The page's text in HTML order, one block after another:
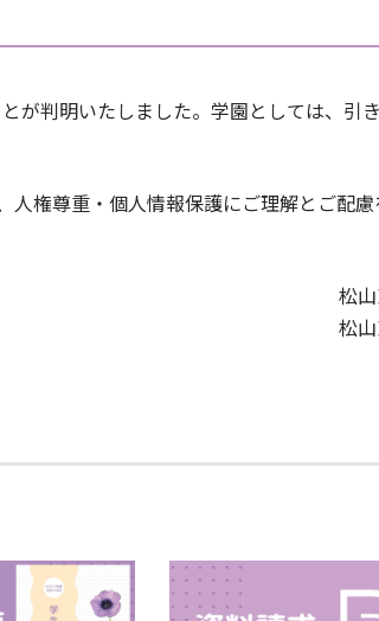
が判明いたしました。学園としては、引
権尊重・個人情報保護にご理解とご配
松
松